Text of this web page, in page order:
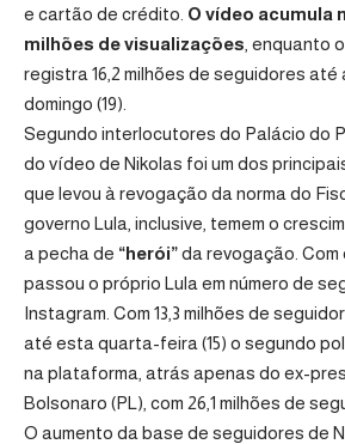
e cartão de crédito. O vídeo acumula
milhões de visualizações , enquanto
registra 16,2 milhões de seguidores
domingo (19).
Segundo interlocutores do Palácio do
do vídeo de Nikolas foi um dos
que levou à revogação da norma do
governo Lula, inclusive, temem o
a pecha de “herói”da revogação. Com
passou o próprio Lula em número de
Instagram. Com 13,3 milhões de
até esta quarta-feira (15) o segundo
na plataforma, atrás apenas do ex-
Bolsonaro (PL), com 26,1 milhões de
O aumento da base de seguidores de